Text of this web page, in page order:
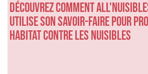
Découvrez comment
utilise son savoir-faire pour
habitat contre les nuisibles